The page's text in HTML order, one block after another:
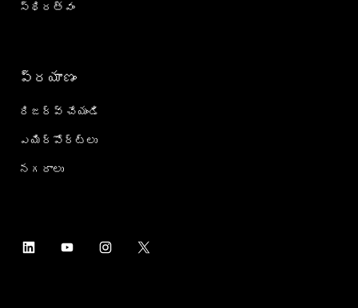
స్థిరత్వం
ప్రయాణం
రిజర్వ్ చేయండి
ఎయిర్؜పోర్ట్؜లు
నగరాలు